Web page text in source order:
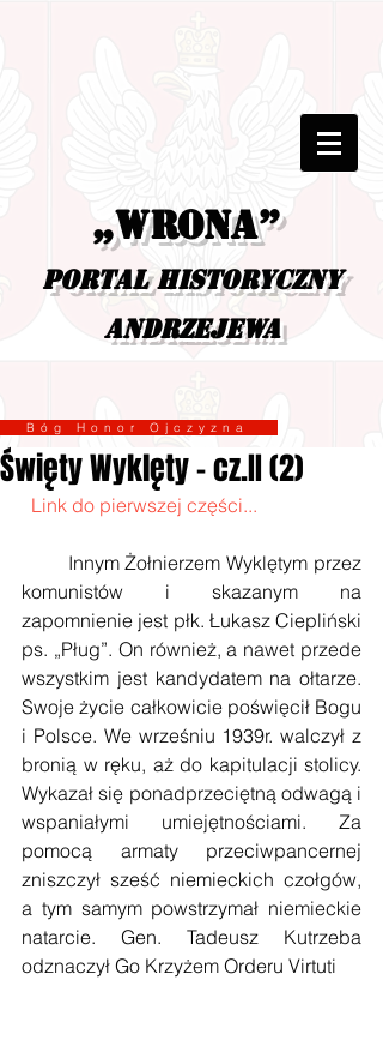
„Wrona”
portal historyczny
Andrzejewa
Honor Ojczyzna
Święty Wyklęty - cz.II (2)
Link do pierwszej części...
komunistów i skazanym na
zapomnienie jest płk. Łukasz Ciepliński
ps. „Pług”. On również, a nawet przede
wszystkim jest kandydatem na ołtarze.
Swoje życie całkowicie poświęcił Bogu
i Polsce. We wrześniu 1939r. walczył z
bronią w ręku, aż do kapitulacji stolicy.
Wykazał się ponadprzeciętną odwagą i
wspaniałymi umiejętnościami. Za
pomocą armaty przeciwpancernej
zniszczył sześć niemieckich czołgów,
a tym samym powstrzymał niemieckie
natarcie. Gen. Tadeusz Kutrzeba
odznaczył Go Krzyżem Orderu Virtuti